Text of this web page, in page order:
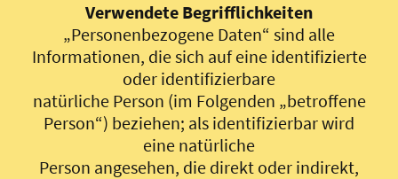
Verwendete Begrifflichkeiten
„Personenbezogene Daten“ sind alle
Informationen, die sich auf eine identifizierte
oder identifizierbare
natürliche Person (im Folgenden „betroffene
Person“) beziehen; als identifizierbar wird
eine natürliche
Person angesehen, die direkt oder indirekt,